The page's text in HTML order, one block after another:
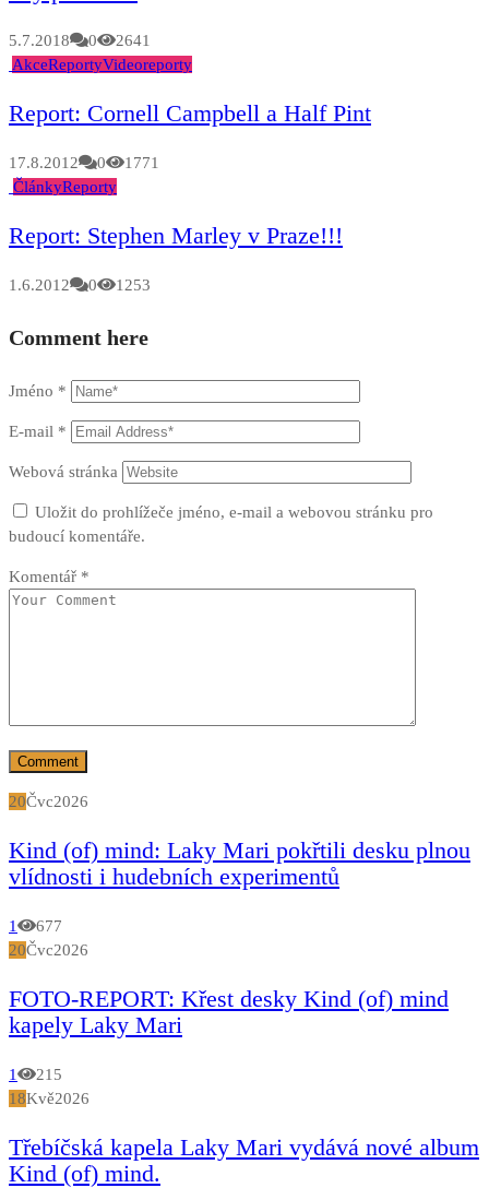
5.7.2018 0
2641
AkceReportyVideoreporty
Report: Cornell Campbell a Half Pint
17.8.2012 0
1771
ČlánkyReporty
Report: Stephen Marley v Praze!!!
1.6.2012 0 1253
Comment here
Jméno *
E-mail *
Webová stránka
Uložit do prohlížeče jméno, e-mail a webovou stránku pro
budoucí komentáře.
Komentář *
20Čvc2026
Kind (of) mind: Laky Mari pokřtili desku plnou
vlídnosti i hudebních experimentů
1
677
20Čvc2026
FOTO-REPORT: Křest desky Kind (of) mind
kapely Laky Mari
1
215
18Kvě2026
Třebíčská kapela Laky Mari vydává nové album
Kind (of) mind.